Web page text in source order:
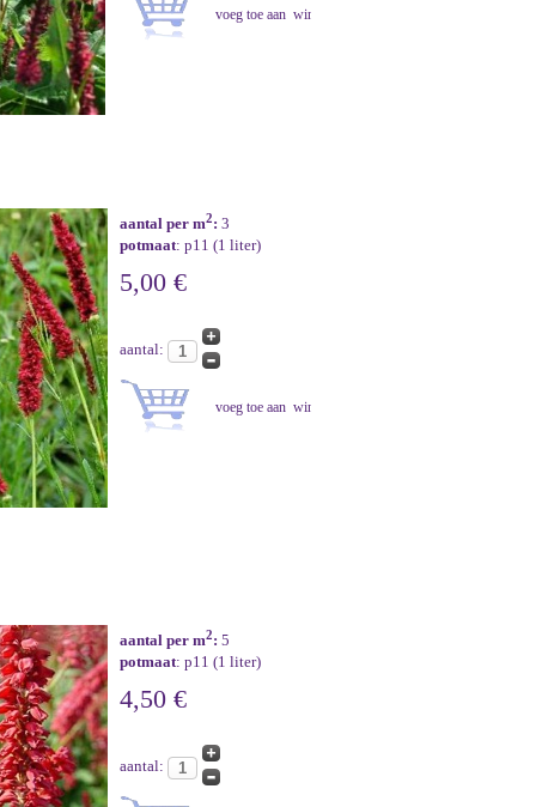
aantal per m2: 3
potmaat: p11 (1 liter)
5,00 €
aantal:
aantal per m2: 5
potmaat: p11 (1 liter)
4,50 €
aantal: